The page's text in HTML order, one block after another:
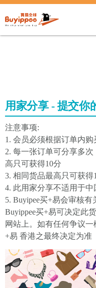
用家分享 - 提交你
注意事项:
1. 会员必须根据订单内
2. 每一张订单可分享多
高只可获得10分
3. 相同货品最高只可获得
4. 此用家分享不适用于中
5. Buyipee买+易会审核有
Buyippee买+易可决定此
网站上。如有任何争议一
+易 香港之最终决定为准